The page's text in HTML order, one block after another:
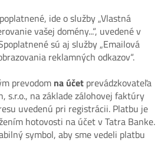
ide o služby „Vlastná
vašej domény...“, uvedené v
sú aj služby „Emailová
reklamných odkazov“.
prevodom na účet prevádzkovateľa
s.r.o., na základe zálohovej faktúry
uvedenú pri registrácii. Platbu je
hotovosti na účet v Tatra Banke.
symbol, aby sme vedeli platbu